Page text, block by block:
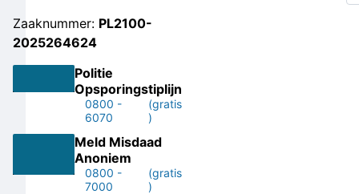
Zaaknummer: PL2100-
2025264624
Politie
Opsporingstiplijn
0800 -
6070
(gratis
)
Meld Misdaad
Anoniem
0800 -
7000
(gratis
)